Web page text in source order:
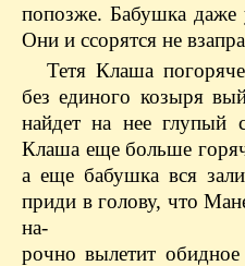
попозже. Бабушка даже
Они и ссорятся не
Тетя Клаша
без единого козыря
найдет на нее глупый
Клаша еще больше
а еще бабушка вся
приди в голову, что
на-
рочно вылетит